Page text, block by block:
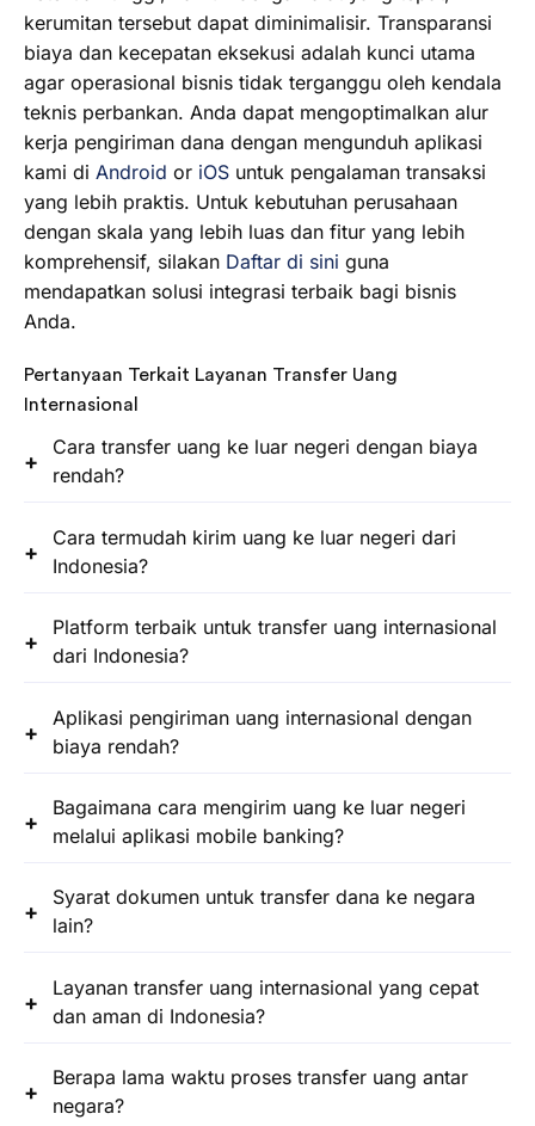
kerumitan tersebut dapat diminimalisir. Transparansi
biaya dan kecepatan eksekusi adalah kunci utama
agar operasional bisnis tidak terganggu oleh kendala
teknis perbankan. Anda dapat mengoptimalkan alur
kerja pengiriman dana dengan mengunduh aplikasi
kami di Android or iOS untuk pengalaman transaksi
yang lebih praktis. Untuk kebutuhan perusahaan
dengan skala yang lebih luas dan fitur yang lebih
komprehensif, silakan Daftar di sini guna
mendapatkan solusi integrasi terbaik bagi bisnis
Anda.
Pertanyaan Terkait Layanan Transfer Uang
Internasional
Cara transfer uang ke luar negeri dengan biaya
rendah?
Cara termudah kirim uang ke luar negeri dari
Indonesia?
Platform terbaik untuk transfer uang internasional
dari Indonesia?
Aplikasi pengiriman uang internasional dengan
biaya rendah?
Bagaimana cara mengirim uang ke luar negeri
melalui aplikasi mobile banking?
Syarat dokumen untuk transfer dana ke negara
lain?
Layanan transfer uang internasional yang cepat
dan aman di Indonesia?
Berapa lama waktu proses transfer uang antar
negara?